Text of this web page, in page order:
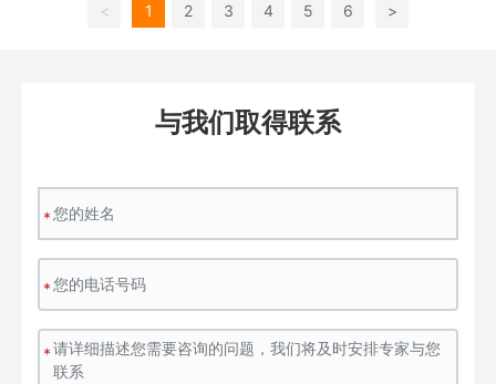
< 1 2 3 4 5 6 >
与我们取得联系
*
*
*